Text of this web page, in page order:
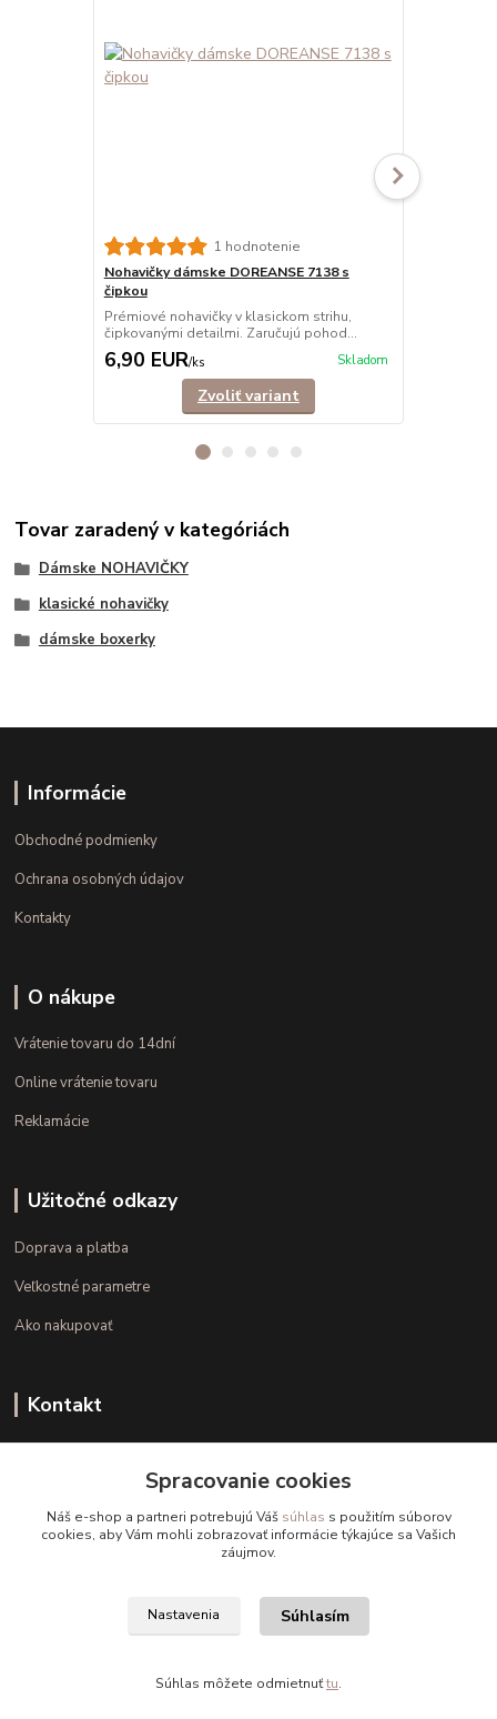
1 hodnotenie
Nohavičky dámske DOREANSE 7138 s
čipkou
Prémiové nohavičky v klasickom strihu,
čipkovanými detailmi. Zaručujú pohod...
6,90 EUR/ks Skladom
Zvoliť variant
Tovar zaradený v kategóriách
Dámske NOHAVIČKY
klasické nohavičky
dámske boxerky
Informácie
Obchodné podmienky
Ochrana osobných údajov
Kontakty
O nákupe
Vrátenie tovaru do 14dní
Online vrátenie tovaru
Reklamácie
Užitočné odkazy
Doprava a platba
Veľkostné parametre
Ako nakupovať
Kontakt
(Po.-Pi. 10.00 - 15.00)
info@kvalitnaBielizen.sk
Copyright © kvalitnabielizen.sk
Spracovanie cookies
Náš e-shop a partneri potrebujú Váš súhlas s použitím súborov
cookies, aby Vám mohli zobrazovať informácie týkajúce sa Vašich
záujmov.
Nastavenia Súhlasím
Súhlas môžete odmietnuťtu.